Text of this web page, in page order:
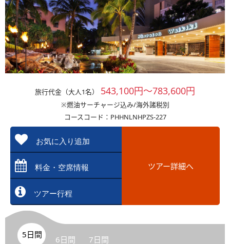
旅行代金（大人1名） 543,100円～783,600円
※燃油サーチャージ込み/海外諸税別
コースコード：PHHNLNHPZS-227
お気に入り追加
料金・空席情報
ツアー行程
ツアー詳細へ
5日間 6日間 7日間